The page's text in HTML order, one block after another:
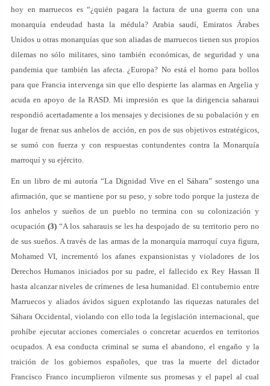
hoy en marruecos es “¿quién pagara la factura de una guerra con una
monarquía endeudad hasta la médula? Arabia saudí, Emiratos Árabes
Unidos u otras monarquías que son aliadas de marruecos tienen sus propios
dilemas no sólo militares, sino también económicas, de seguridad y una
pandemia que también las afecta. ¿Europa? No está el horno para bollos
para que Francia intervenga sin que ello despierte las alarmas en Argelia y
acuda en apoyo de la RASD. Mi impresión es que la dirigencia saharaui
respondió acertadamente a los mensajes y decisiones de su pobalación y en
lugar de frenar sus anhelos de acción, en pos de sus objetivos estratégicos,
se sumó con fuerza y con respuestas contundentes contra la Monarquía
marroquí y su ejército.
En un libro de mi autoría “La Dignidad Vive en el Sáhara” sostengo una
afirmación, que se mantiene por su peso, y sobre todo porque la justeza de
los anhelos y sueños de un pueblo no termina con su colonización y
ocupación(3) “A los saharauis se les ha despojado de su territorio pero no
de sus sueños. A través de las armas de la monarquía marroquí cuya figura,
Mohamed VI, incrementó los afanes expansionistas y violadores de los
Derechos Humanos iniciados por su padre, el fallecido ex Rey Hassan II
hasta alcanzar niveles de crímenes de lesa humanidad. El contubernio entre
Marruecos y aliados ávidos siguen explotando las riquezas naturales del
Sáhara Occidental, violando con ello toda la legislación internacional, que
prohíbe ejecutar acciones comerciales o concretar acuerdos en territorios
ocupados. A esa conducta criminal se suma el abandono, el engaño y la
traición de los gobiernos españoles, que tras la muerte del dictador
Francisco Franco incumplieron vilmente sus promesas y el papel al cual